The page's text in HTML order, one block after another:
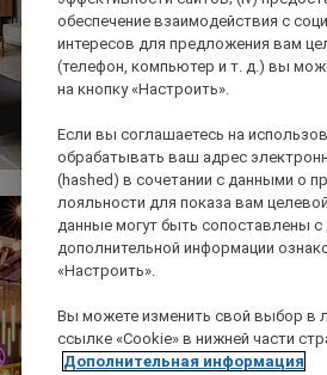
обеспечение взаимодействия с
интересов для предложения вам
(телефон, компьютер и т. д.) вы
на кнопку «Настроить».
Если вы соглашаетесь на
обрабатывать ваш адрес
(hashed) в сочетании с данными о
лояльности для показа вам
данные могут быть сопоставлены
дополнительной информации
«Настроить».
Вы можете изменить свой выбор в
ссылке «Cookie» в нижней части
Дополнительная информация